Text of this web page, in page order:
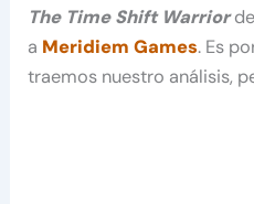
The Time Shift Warrior
a Meridiem Games. Es
traemos nuestro análisis,